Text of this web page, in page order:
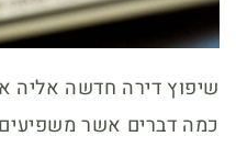
שיפוץ דירה חדשה אליה
כמה דברים אשר